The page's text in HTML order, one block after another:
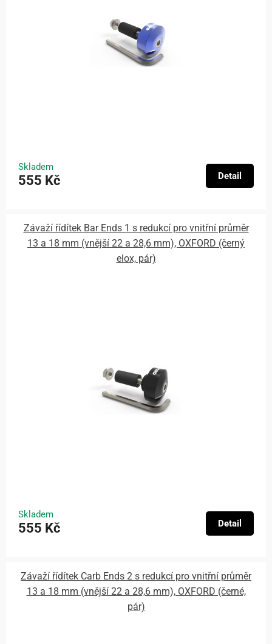
Skladem
555 Kč Detail
Závaží řídítek Bar Ends 1 s redukcí pro vnitřní průměr
13 a 18 mm (vnější 22 a 28,6 mm), OXFORD (černý
elox, pár)
Skladem
555 Kč Detail
Závaží řídítek Carb Ends 2 s redukcí pro vnitřní průměr
13 a 18 mm (vnější 22 a 28,6 mm), OXFORD (černé,
pár)